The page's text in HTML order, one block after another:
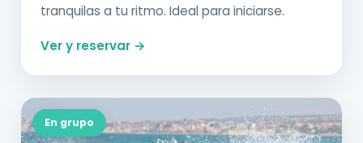
tranquilas a tu ritmo. Ideal para iniciarse.
Ver y reservar →
En grupo